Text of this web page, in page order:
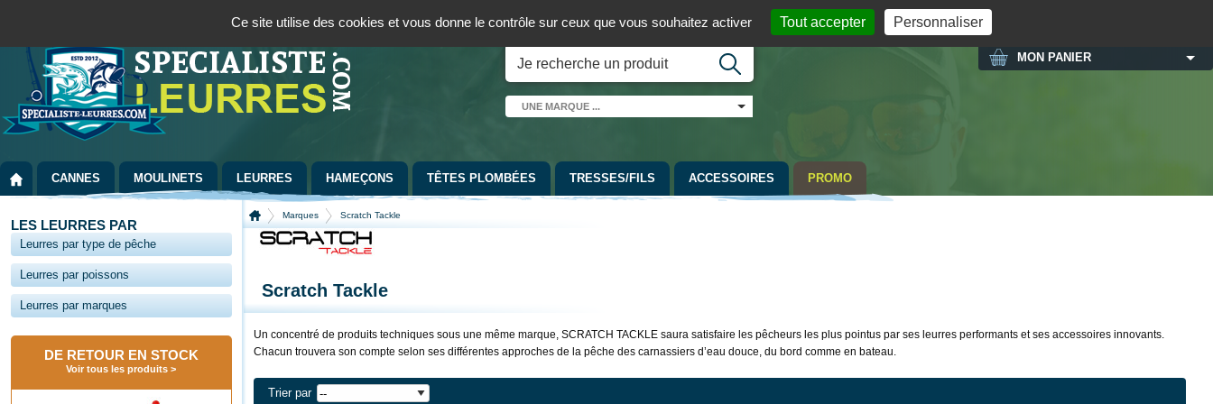
UNEMARQUE...
MON PANIER
CANNES MOULINETS LEURRES HAMEÇONS TÊTES PLOMBÉES TRESSES/FILS ACCESSOIRES PROMO
Marques Scratch Tackle
Scratch Tackle
Un concentré de produits techniques sous une même marque, SCRATCH TACKLE saura satisfaire les pêcheurs les plus pointus par ses leurres performants et ses accessoires innovants.
Chacun trouvera son compte selon ses différentes approches de la pêche des carnassiers d’eau douce, du bord comme en bateau.
Trier par
LES LEURRES PAR
Leurres par type de pêche
Leurres par poissons
Leurres par marques
DE RETOUR EN STOCK
Voir tous les produits
Ce site utilise des cookies et vous donne le contrôle sur ceux que vous souhaitez activer
Tout accepter Personnaliser